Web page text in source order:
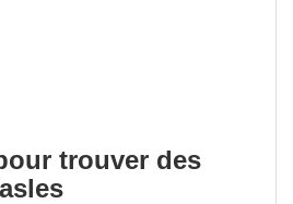
trouver des